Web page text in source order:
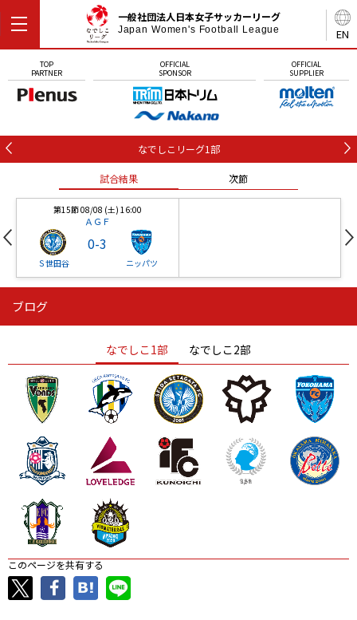
EN
一般社団法人日本女子サッカーリーグ
Japan Women's Football League
TOP
PARTNER
OFFICIAL
SPONSOR
OFFICIAL
SUPPLIER
なでしこリーグ1部
試合結果 次節
第15節 08/08 (土) 16:00
ＡＧＦ
Ｓ世田谷
0-3
ニッパツ
ニッパツ
ニッパツ 名古屋
石人の星
静岡 愛媛Ｌ
ブログ
なでしこ1部 なでしこ2部
このページを共有する